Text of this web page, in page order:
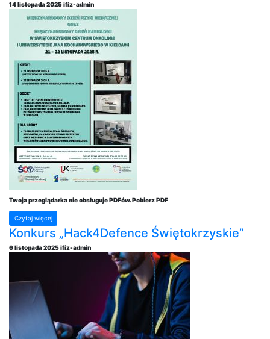
14 listopada 2025ifiz-admin
Twoja przeglądarka nie obsługuje PDFów. Pobierz PDF
Czytaj więcej
Konkurs „Hack4Defence Świętokrzyskie”
6 listopada 2025ifiz-admin